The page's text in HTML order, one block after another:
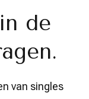
de
van singles